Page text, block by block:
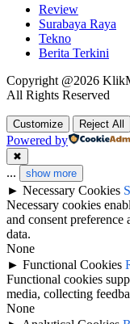
Review
Surabaya Raya
Tekno
Berita Terkini
Copyright @2026
All Rights Reserved
Customize Reject All
Powered by
✖
... show more
► Necessary Cookies
Necessary cookies
and consent preference
data.
None
► Functional Cookies
Functional cookies
media, collecting
None